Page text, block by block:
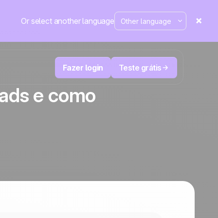
Or select another language
Fazer login Teste grátis
e-
e como